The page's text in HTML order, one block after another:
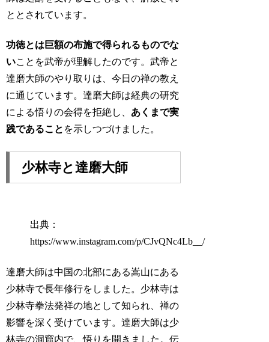
ととされています。
功徳とは巨額の布施で得られるものでな
いことを武帝が理解したのです。武帝と
達磨大師のやり取りは、今日の禅の教え
に通じています。達磨大師は経典の研究
による悟りの会得を拒絶し、 あくまで実
践であること を示しつづけました。
少林寺と達磨大師
出典：
https://www.instagram.com/p/CJvQNc4Lb__/
達磨大師は中国の北部にある嵩山にある
少林寺で長年修行をしました。少林寺は
少林寺拳法発祥の地として知られ、禅の
影響を深く受けています。達磨大師は少
林寺の洞窟内で、悟りを開きました。伝